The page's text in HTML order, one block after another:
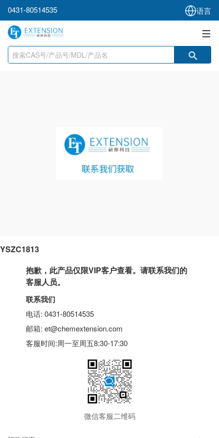
0431-80514535 语言
YSZC1813
抱歉，此产品仅限VIP客户查看。请联系我们的
客服人员。
联系我们
电话: 0431-80514535
邮箱: et@chemextension.com
客服时间:周一至周五8:30-17:30
微信客服二维码